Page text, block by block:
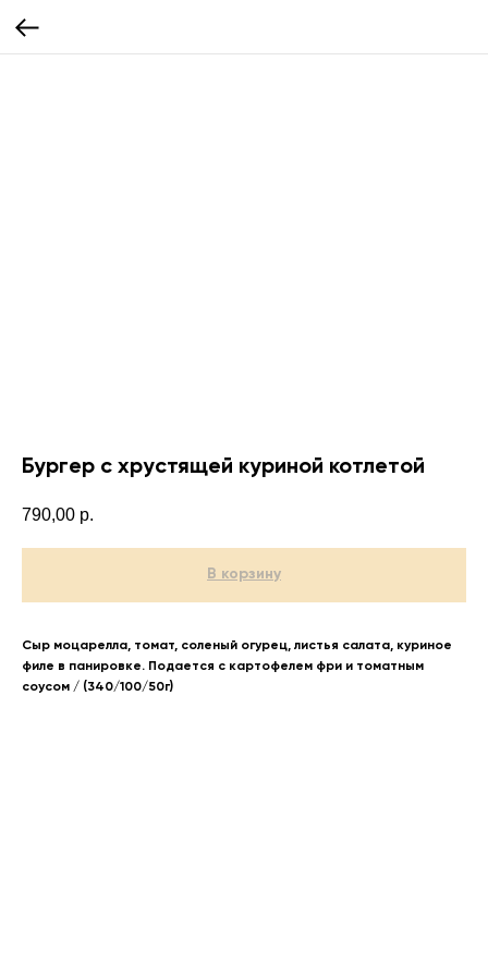
Бургер с хрустящей куриной котлетой
790,00 р.
В корзину
Сыр моцарелла, томат, соленый огурец, листья салата, куриное
филе в панировке. Подается с картофелем фри и томатным
соусом / (340/100/50г)